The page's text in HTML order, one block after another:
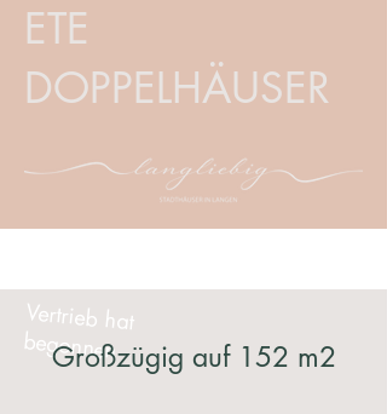
ETE
DOPPELHÄUSER
Vertrieb hat
begonnen
Großzügig auf 152 m2